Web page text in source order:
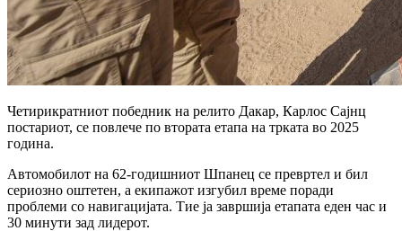
Четирикратниот победник на релито Дакар, Карлос Сајнц
постариот, се повлече по втората етапа на трката во 2025
година.
Автомобилот на 62-годишниот Шпанец се превртел и бил
сериозно оштетен, а екипажот изгубил време поради
проблеми со навигацијата. Тие ја завршија етапата еден час и
30 минути зад лидерот.